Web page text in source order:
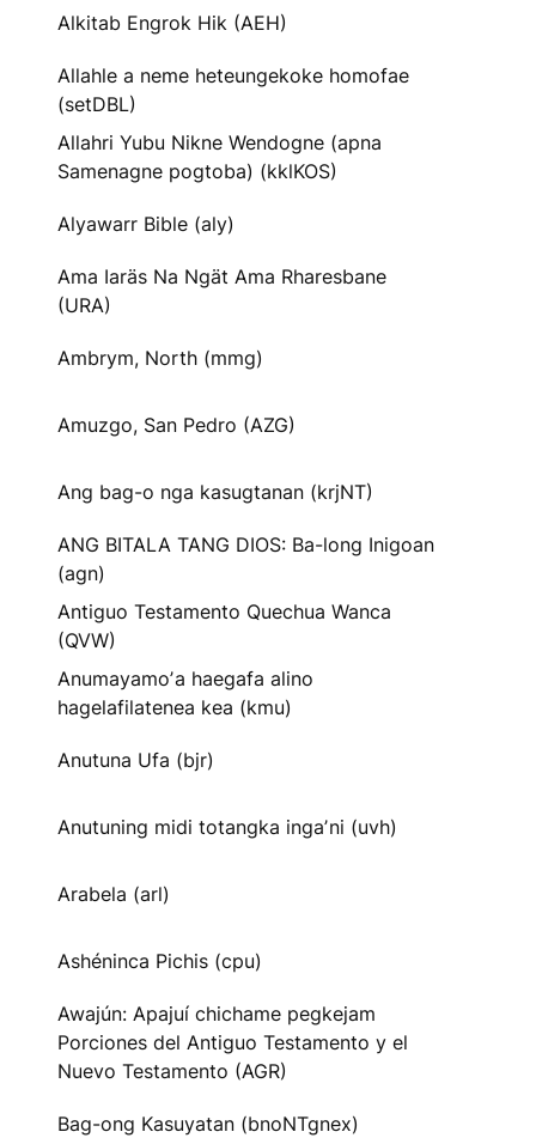
Alkitab Engrok Hik (AEH)
Allahle a neme heteungekoke homofae
(setDBL)
Allahri Yubu Nikne Wendogne (apna
Samenagne pogtoba) (kklKOS)
Alyawarr Bible (aly)
Ama Iaräs Na Ngät Ama Rharesbane
(URA)
Ambrym, North (mmg)
Amuzgo, San Pedro (AZG)
Ang bag-o nga kasugtanan (krjNT)
ANG BITALA TANG DIOS: Ba-long Inigoan
(agn)
Antiguo Testamento Quechua Wanca
(QVW)
Anumayamoʼa haegafa alino
hagelafilatenea kea (kmu)
Anutuna Ufa (bjr)
Anutuning midi totangka ingaʼni (uvh)
Arabela (arl)
Ashéninca Pichis (cpu)
Awajún: Apajuí chichame pegkejam
Porciones del Antiguo Testamento y el
Nuevo Testamento (AGR)
Bag-ong Kasuyatan (bnoNTgnex)